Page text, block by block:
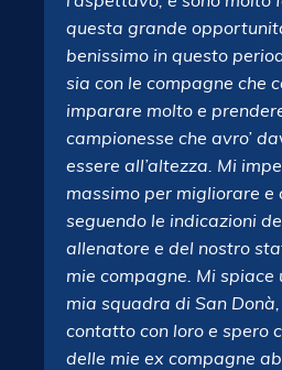
questa grande
benissimo in questo
sia con le compagne che
imparare molto e
campionesse che avro’
essere all’altezza. Mi
massimo per migliorare e
seguendo le indicazioni
allenatore e del nostro
mie compagne. Mi spiace
mia squadra di San Donà,
contatto con loro e spero
delle mie ex compagne